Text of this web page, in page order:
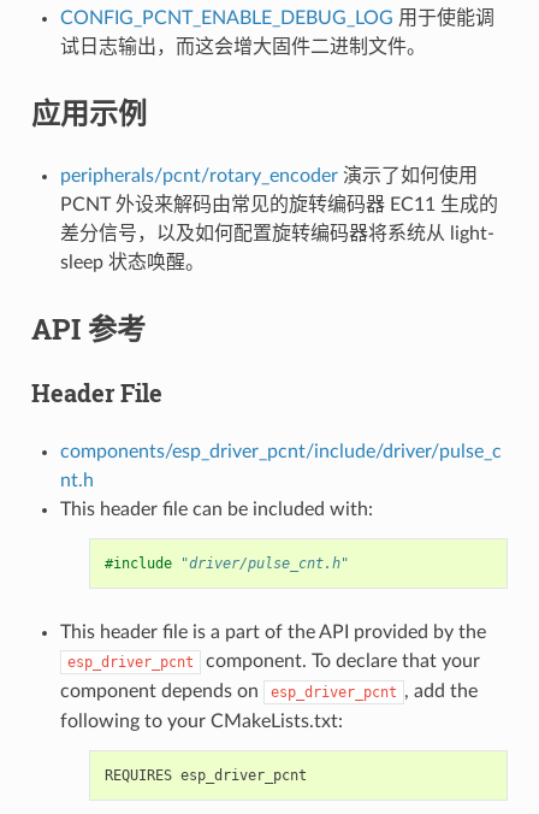
CONFIG_PCNT_ENABLE_DEBUG_LOG 用于使能调
试日志输出，而这会增大固件二进制文件。
应用示例
peripherals/pcnt/rotary_encoder演示了如何使用
PCNT 外设来解码由常见的旋转编码器 EC11 生成的
差分信号，以及如何配置旋转编码器将系统从 light-
sleep 状态唤醒。
API 参考
Header File
components/esp_driver_pcnt/include/driver/pulse_c
nt.h
This header file can be included with:
#include "driver/pulse_cnt.h"
This header file is a part of the API provided by the
esp_driver_pcnt
component. To declare that your
component depends on
esp_driver_pcnt , add the
following to your CMakeLists.txt: